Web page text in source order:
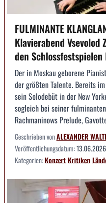
FULMINANTE
Klavierabend Vsevolod
den Schlossfestspielen
Der in Moskau geborene
der größten Talente. Bereits
sein Solodebüt in der New
sogleich bei seiner
Rachmaninows Prelude,
Geschrieben vonALEXANDER
Veröffentlichungsdatum:13.06.2026
Kategorien:KonzertKritiken